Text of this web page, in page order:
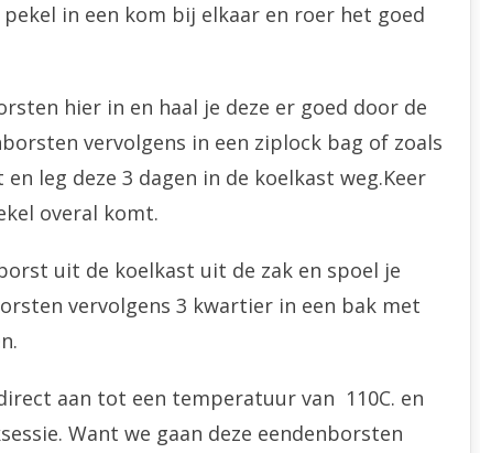
in een kom bij elkaar en roer het goed
hier in en haal je deze er goed door de
vervolgens in een ziplock bag of zoals
leg deze 3 dagen in de koelkast weg.Keer
overal komt.
uit de koelkast uit de zak en spoel je
vervolgens 3 kwartier in een bak met
aan tot een temperatuur van 110C. en
Want we gaan deze eendenborsten